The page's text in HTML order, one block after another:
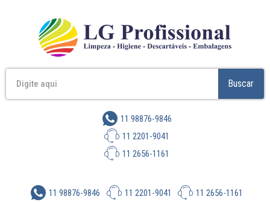
Buscar
11 98876-9846
11 2201-9041
11 2656-1161
11 98876-9846 11 2201-9041 11 2656-1161